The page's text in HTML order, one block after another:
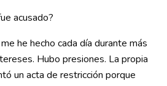
acusado?
he hecho cada día durante más
Hubo presiones. La propia
un acta de restricción porque